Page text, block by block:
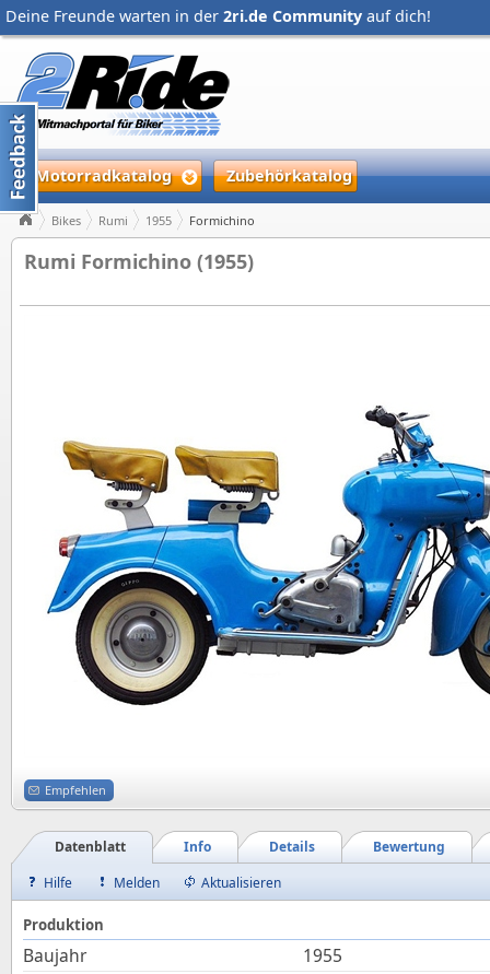
Deine Freunde warten in der 2ri.de Community auf dich!
Motorradkatalog Zubehörkatalog
Bikes Rumi 1955 Formichino
Rumi Formichino (1955)
Empfehlen
Bewertung
Details
Info
Datenblatt
Hilfe
Melden Aktualisieren
Produktion
Baujahr
1955